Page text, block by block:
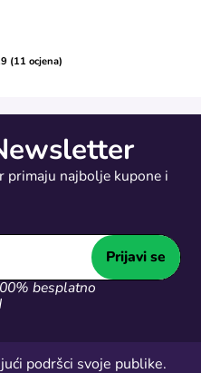
stars
(11 ocjena)
primaju najbolje kupone i
Prijavi se
besplatno
podršci svoje publike.